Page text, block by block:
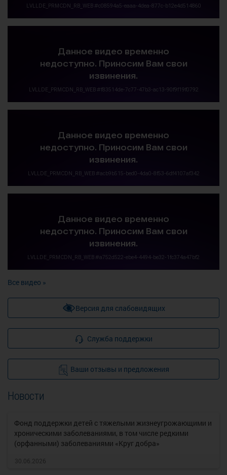
Все видео »
Версия для слабовидящих
Служба поддержки
Ваши отзывы и предложения
Новости
Фонд поддержки детей с тяжелыми жизнеугрожающими и
хроническими заболеваниями, в том числе редкими
(орфанными) заболеваниями «Круг добра»
30.06.2026